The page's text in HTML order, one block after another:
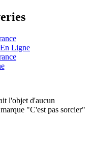
Ligne
l'objet d'aucun
"C'est pas sorcier"